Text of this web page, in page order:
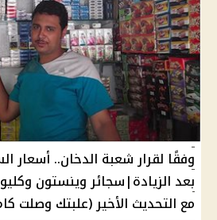
وفقًا لقرار شعبة الدخان.. أسعار
بعد الزيادة|سجائر وينستون
مع التحديث الأخير (علبتك وصلت